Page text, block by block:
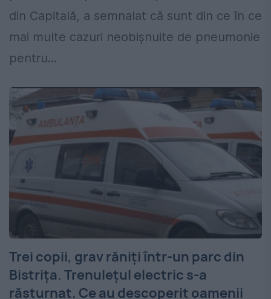
din Capitală, a semnalat că sunt din ce în ce
mai multe cazuri neobişnuite de pneumonie
pentru...
Trei copii, grav răniți într-un parc din
Bistrița. Trenuleţul electric s-a
răsturnat. Ce au descoperit oamenii